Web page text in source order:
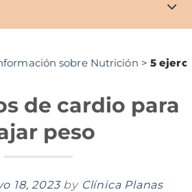
sobre Nutrición > 5
de cardio para
peso
18, 2023 by Clínica Planas